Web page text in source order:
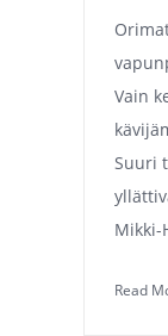
Vain
Suuri
Mikki-
Read